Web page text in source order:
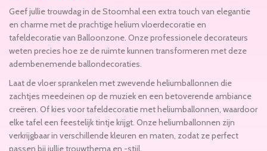
Geef jullie trouwdag in de Stoomhal een extra touch van elegantie
en charme met de prachtige helium vloerdecoratie en
tafeldecoratie van Balloonzone. Onze professionele decorateurs
weten precies hoe ze de ruimte kunnen transformeren met deze
adembenemende ballondecoraties.
Laat de vloer sprankelen met zwevende heliumballonnen die
zachtjes meedeinen op de muziek en een betoverende ambiance
creëren. Of kies voor tafeldecoratie met heliumballonnen, waardoor
elke tafel een feestelijk tintje krijgt. Onze heliumballonnen zijn
verkrijgbaar in verschillende kleuren en maten, zodat ze perfect
passen bij jullie trouwthema en -stijl.